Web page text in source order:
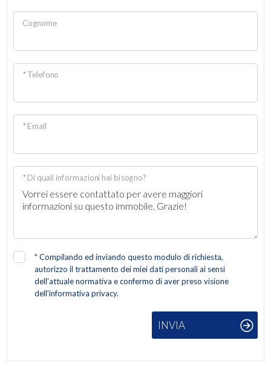
Cognome
* Telefono
* Email
* Di quali informazioni hai bisogno?
*Compilando ed inviando questo modulo di richiesta,
autorizzo il trattamento dei miei dati personali ai sensi
dell'attuale normativa e confermo di aver preso visione
dell'informativa privacy.
INVIA
Giardino
Balcone/Terrazzo
Ascensore
Nuova costruzione